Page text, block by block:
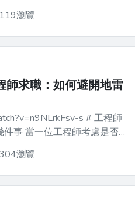
瀏覽
師求職：如何避開地雷
s # 工程師
慮是否
中既興奮又風險很高的一
享幾個實用的建議與警訊，
登上。 ...
瀏覽